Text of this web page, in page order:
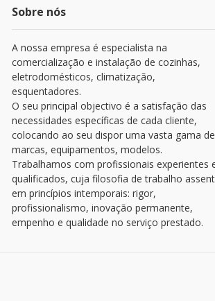
Sobre nós
A nossa empresa é especialista na
comercialização e instalação de cozinhas,
eletrodomésticos, climatização,
esquentadores.
O seu principal objectivo é a satisfação das
necessidades específicas de cada cliente,
colocando ao seu dispor uma vasta gama de
marcas, equipamentos, modelos.
Trabalhamos com profissionais experientes
qualificados, cuja filosofia de trabalho
em princípios intemporais: rigor,
profissionalismo, inovação permanente,
empenho e qualidade no serviço prestado.